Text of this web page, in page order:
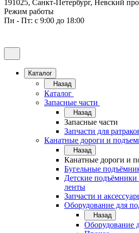
191025, Санкт-Петербург, Невский
Режим работы
Пн - Пт: с 9:00 до 18:00
Каталог
Назад
Каталог
Запасные части
Назад
Запасные части
Запчасти для
Канатные дороги и
Назад
Канатные дороги и
Бугельные
Детские
ленты
Запчасти и
Оборудование для
Назад
Оборудование